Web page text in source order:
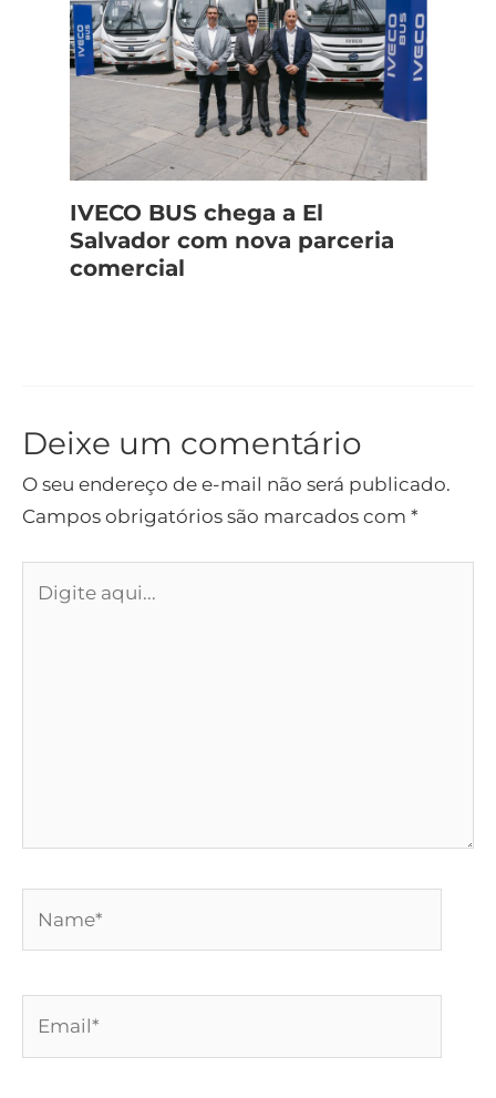
IVECO BUS chega a El
Salvador com nova parceria
comercial
Deixe um comentário
O seu endereço de e-mail não será publicado.
Campos obrigatórios são marcados com *
aqui...